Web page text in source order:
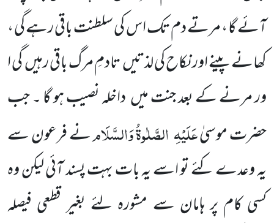
آئے گا ، مرتے دم تک اس کی سلطنت باقی رہے گی ،
کھانے پینے اور نکاح کی لذتیںتادمِ مرگ باقی رہیںگی ا
ور مرنے کے بعد جنت میںداخلہ نصیب ہو گا ۔ جب
حضرت موسیٰعَلَیْہِ الصَّلٰوۃُ وَالسَّلَامنےفرعون سے
یہ وعدے کئے تو اسے یہ بات بہت پسند آئی لیکن وہ
کسی کام پر ہامان سے مشورہ لئے بغیر قطعی فیصلہ